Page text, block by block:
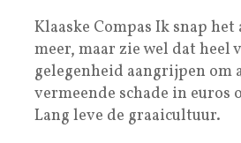
Klaaske Compas Ik snap
meer, maar zie wel dat heel
gelegenheid aangrijpen om
vermeende schade in euros
Lang leve de graaicultuur.